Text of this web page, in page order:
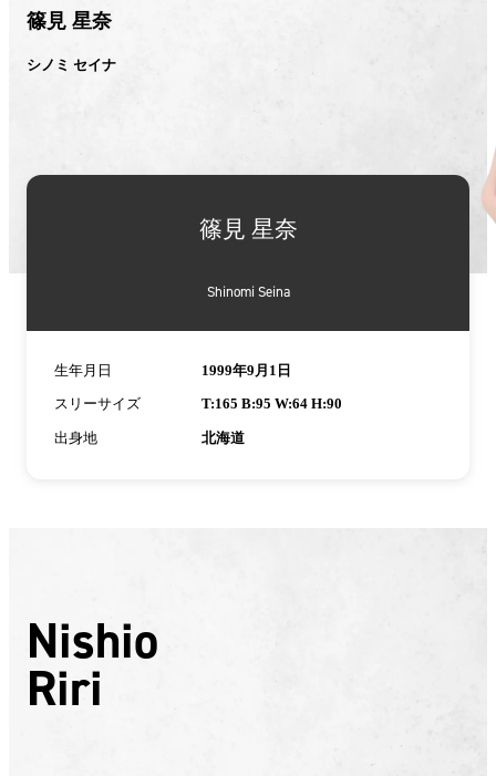
篠見 星奈
シノミ セイナ
篠見 星奈
Shinomi Seina
生年月日 1999年9月1日
スリーサイズ T:165 B:95 W:64 H:90
出身地 北海道
Nishio
Riri